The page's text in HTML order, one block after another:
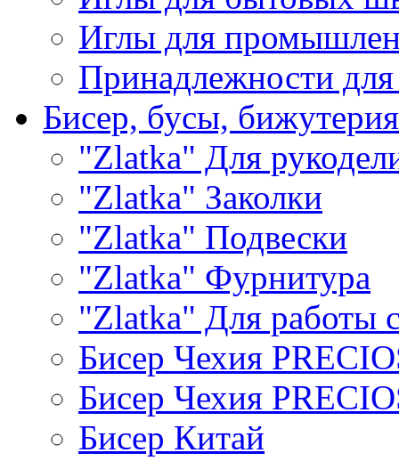
Иглы для
Принадлежности
Бисер, бусы, бижутерия
"Zlatka" Для
"Zlatka" Заколки
"Zlatka" Подвески
"Zlatka" Фурнитура
"Zlatka" Для работы
Бисер Чехия
Бисер Чехия
Бисер Китай